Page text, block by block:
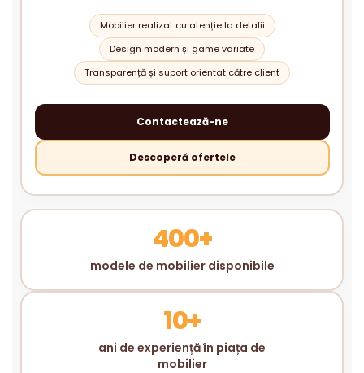
Mobilier realizat cu atenție la detalii
Design modern și game variate
Transparență și suport orientat către client
Contactează-ne
Descoperă ofertele
400+
modele de mobilier disponibile
10+
ani de experiență în piața de
mobilier